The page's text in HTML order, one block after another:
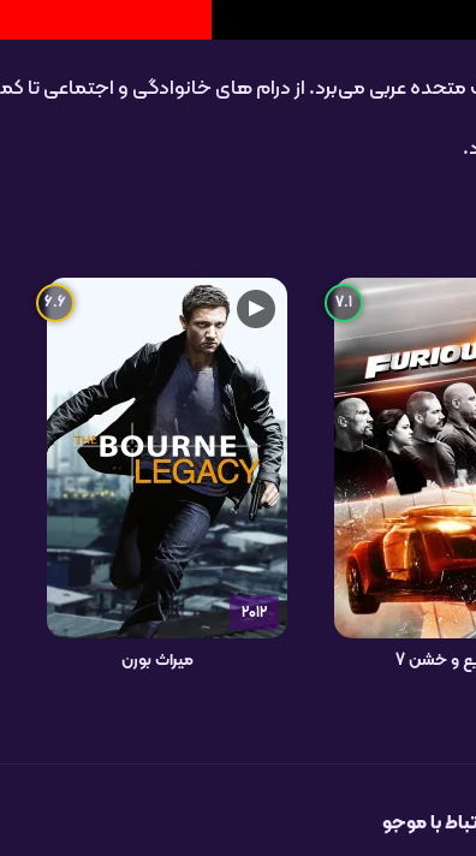
عربی می‌برد. از درام های خانوادگی و اجتماعی تا
7.1
و خشن 7
2012
▶
6.6
میراث بورن
با موجو